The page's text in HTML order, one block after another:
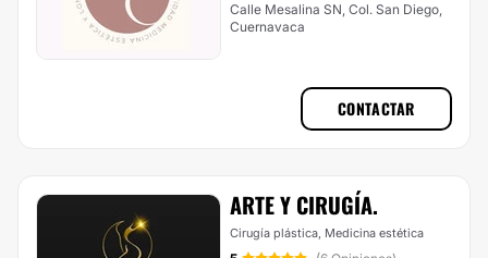
Calle Mesalina SN, Col. San Diego,
Cuernavaca
CONTACTAR
ARTE Y CIRUGÍA.
Cirugía plástica, Medicina estética